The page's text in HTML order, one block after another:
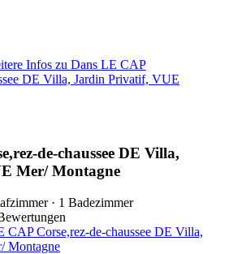
Infos zu Dans LE CAP
DE Villa, Jardin Privatif, VUE
de-chaussee DE Villa,
Mer/ Montagne
· 1 Badezimmer
CAP Corse,rez-de-chaussee DE Villa,
Montagne